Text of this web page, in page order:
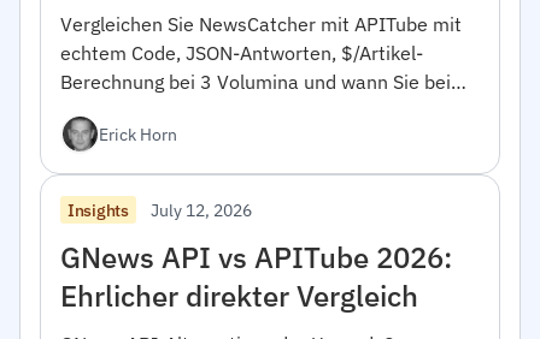
Vergleichen Sie NewsCatcher mit APITube mit
echtem Code, JSON-Antworten, $/Artikel-
Berechnung bei 3 Volumina und wann Sie bei
Erick Horn
Insights July 12, 2026
GNews API vs APITube 2026:
Ehrlicher direkter Vergleich